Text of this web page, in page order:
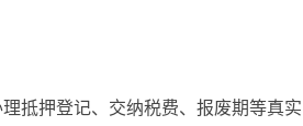
抵押登记、交纳税费、报废期等真实